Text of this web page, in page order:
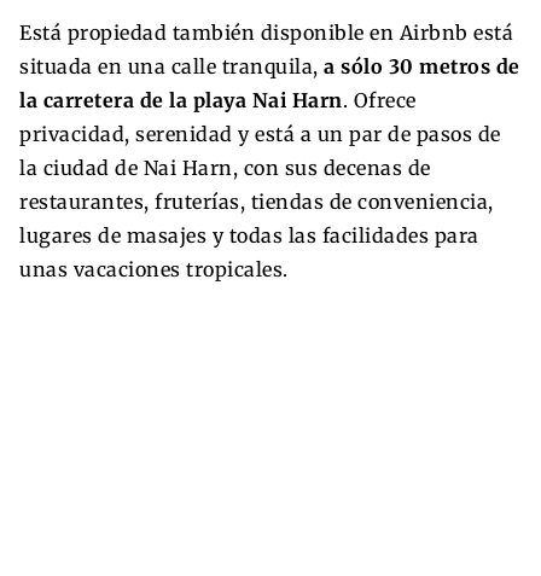
Está propiedad también disponible en Airbnb está
situada en una calle tranquila, a sólo 30 metros de
la carretera de la playa Nai Harn. Ofrece
privacidad, serenidad y está a un par de pasos de
la ciudad de Nai Harn, con sus decenas de
restaurantes, fruterías, tiendas de conveniencia,
lugares de masajes y todas las facilidades para
unas vacaciones tropicales.